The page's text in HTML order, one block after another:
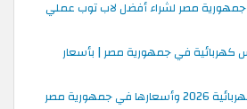
مصر لشراء أفضل لاب توب عملي
كهربائية في جمهورية مصر | بأسعار
جمهورية مصر